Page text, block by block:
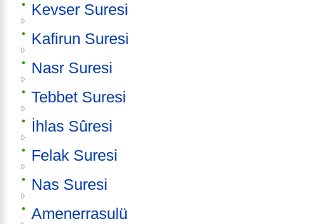
Kevser Suresi
Kafirun Suresi
Nasr Suresi
Tebbet Suresi
İhlas Sûresi
Felak Suresi
Nas Suresi
Amenerrasulü